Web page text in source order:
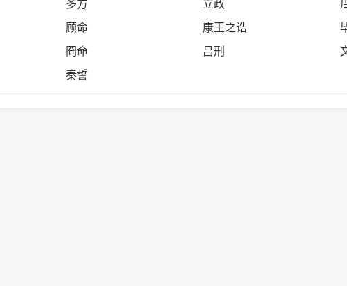
顾命 康王之诰
冏命 吕刑
秦誓